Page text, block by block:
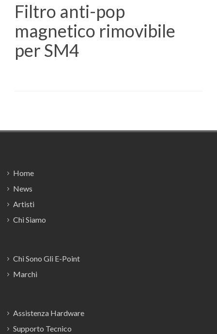
Filtro anti-pop
magnetico rimovibile
per SM4
Home
News
Artisti
Chi Siamo
Chi Sono Gli E-Point
Marchi
Assistenza Hardware
Supporto Tecnico